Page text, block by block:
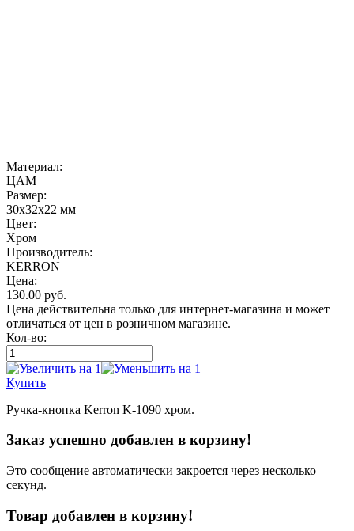
Материал:
ЦАМ
Размер:
30х32х22 мм
Цвет:
Хром
Производитель:
KERRON
Цена:
130.00 руб.
Цена действительна только для интернет-магазина и может
отличаться от цен в розничном магазине.
Кол-во:
Купить
Ручка-кнопка Kerron K-1090 хром.
Заказ успешно добавлен в корзину!
Это сообщение автоматически закроется через несколько
секунд.
Товар добавлен в корзину!